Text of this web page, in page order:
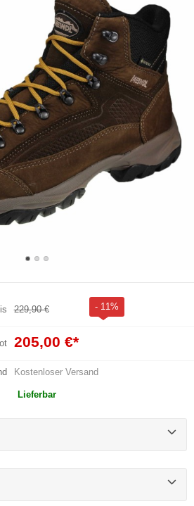
229,90 € - 11%
205,00 €*
Kostenloser Versand
Lieferbar